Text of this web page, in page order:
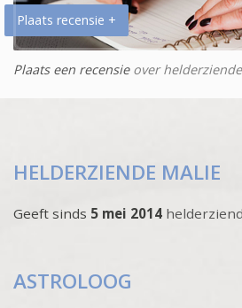
Plaats recensie +
Plaats een recensieover
HELDERZIENDE MALIE
Geeft sinds 5 mei 2014
ASTROLOOG